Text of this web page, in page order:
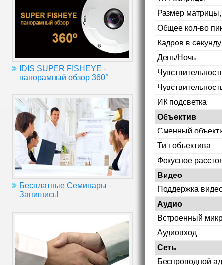
IDIS SUPER FISHEYE -
панорамный обзор 360°
Бесплатные Семинары –
Запишись!
Размер
Общее кол-во
Кадров в
День/Ночь
ИК подсветка
Объектив
Сменный
Тип объектива
Фокусное
Видео
Поддержка
Аудио
Встроенный
Аудиовход
Сеть
Беспроводной